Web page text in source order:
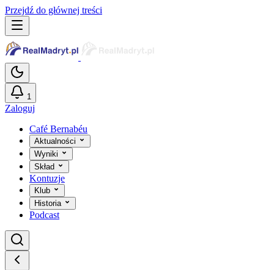
Przejdź do głównej treści
1
Zaloguj
Café Bernabéu
Aktualności
Wyniki
Skład
Kontuzje
Klub
Historia
Podcast